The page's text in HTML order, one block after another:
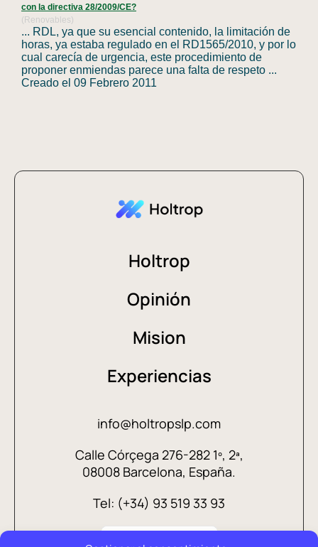
con la directiva 28/2009/CE?
(Renovables)
... RDL, ya que su esencial contenido, la limitación de
horas, ya estaba regulado en el RD1565/2010, y por lo
cual carecía de urgencia, este procedimiento de
proponer enmiendas parece una falta de respeto ...
Creado el 09 Febrero 2011
Holtrop
Opinión
Mision
Experiencias
info@holtropslp.com
Calle Córçega 276-282 1º, 2ª,
08008 Barcelona, España.
Tel: (+34) 93 519 33 93